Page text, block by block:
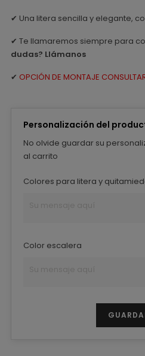
✔ Una litera sencilla y elegante,
✔ Te llamaremos siempre para
dudas? Llámanos
✔ OPCIÓN DE MONTAJE
Personalización del
No olvide guardar su
al carrito
Colores para litera y
Color escalera